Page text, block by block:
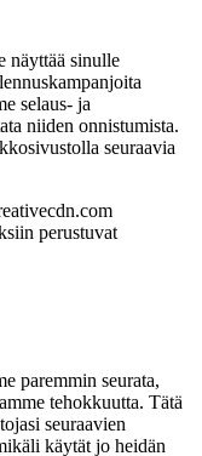
näyttää sinulle
selaus- ja
niiden onnistumista.
seuraavia
perustuvat
paremmin seurata,
tehokkuutta. Tätä
seuraavien
käytät jo heidän